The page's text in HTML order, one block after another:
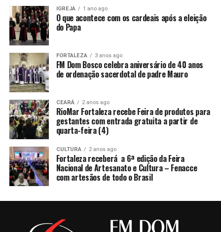
IGREJA 1 ano ago
O que acontece com os cardeais após a eleição
do Papa
FORTALEZA 3 anos ago
FM Dom Bosco celebra aniversário de 40 anos
de ordenação sacerdotal de padre Mauro
CEARÁ 2 anos ago
RioMar Fortaleza recebe Feira de produtos para
gestantes com entrada gratuita a partir de
quarta-feira (4)
CULTURA 2 anos ago
Fortaleza receberá a 6ª edição da Feira
Nacional de Artesanato e Cultura – Fenacce
com artesãos de todo o Brasil